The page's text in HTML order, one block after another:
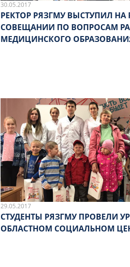
30.05.2017
РЕКТОР РЯЗГМУ ВЫСТУПИЛ НА
СОВЕЩАНИИ ПО ВОПРОСАМ
МЕДИЦИНСКОГО
29.05.2017
СТУДЕНТЫ РЯЗГМУ ПРОВЕЛИ
ОБЛАСТНОМ СОЦИАЛЬНОМ